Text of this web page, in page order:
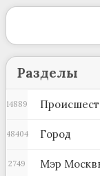
Разделы
14889
Город
48404
Мэр
2749